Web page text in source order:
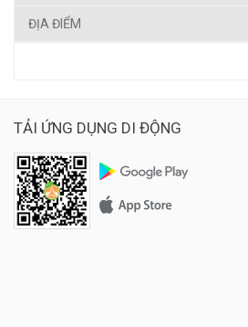
ĐỊA ĐIỂM
TẢI ỨNG DỤNG DI ĐỘNG